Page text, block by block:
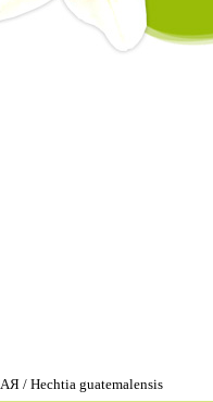
Hechtia guatemalensis